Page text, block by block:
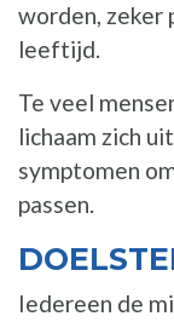
worden, zeker
leeftijd.
Te veel
lichaam zich
symptomen
passen.
Iedereen de